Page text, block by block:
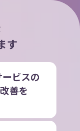
す
ビスの
善を